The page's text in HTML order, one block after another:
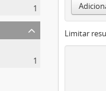
1
1
Limitar